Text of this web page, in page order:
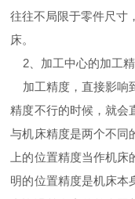
往往不局限于零件尺寸
床。
2、加工中心的加工
加工精度，直接影响
精度不行的时候，就会
与机床精度是两个不同
上的位置精度当作机
明的位置精度是机床本